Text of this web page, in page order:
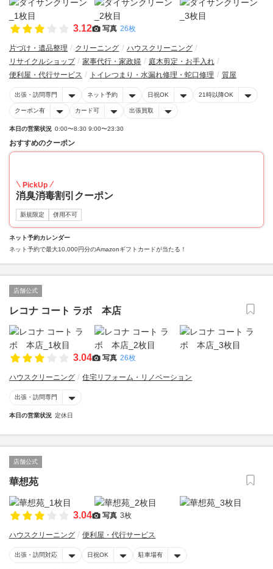
3.12 写真 26枚
片づけ・遺品整理 クリーニング
ハウスクリーニング
リサイクルショップ
家事代行・家政婦
庭木剪定・お手入れ
便利屋・代行サービス
トイレつまり・水漏れ修理・蛇口修理 質屋
出張・訪問専門 ネット予約 日祝OK 21時以降OK
クーポン有 カード可 出張買取
本日の営業状況 0:00〜8:30 9:00〜23:30
おすすめのクーポン
PickUp
消臭消毒割引クーポン
新規限定 併用不可
ネット予約カレンダー
ネット予約で最大10,000円分のAmazonギフトカードが当たる！
店舗公式
レコナ コート ラボ 本店
3.04 写真 26枚
ハウスクリーニング 住宅リフォーム・リノベーション
出張・訪問専門
本日の営業状況 定休日
店舗公式
華想苑
3.04 写真 3枚
ハウスクリーニング 便利屋・代行サービス
出張・訪問対応 日祝OK 駐車場有